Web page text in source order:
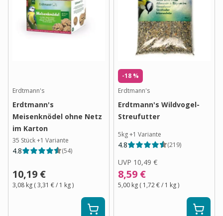
Erdtmann's
Erdtmann's
Meisenknödel ohne Netz
im Karton
35 Stück+1 Variante
4.8 (54)
10,19 €
3,08 kg (3,31 €/ 1 kg)
-18 %
Erdtmann's
Erdtmann's Wildvogel-
Streufutter
5kg+1 Variante
4.8 (219)
UVP 10,49 €
8,59 €
5,00 kg ( 1,72 €/ 1 kg)